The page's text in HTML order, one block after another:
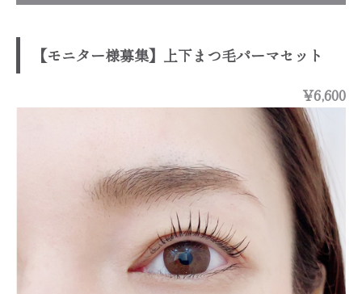
【モニター様募集】上下まつ毛パーマセット
¥6,600